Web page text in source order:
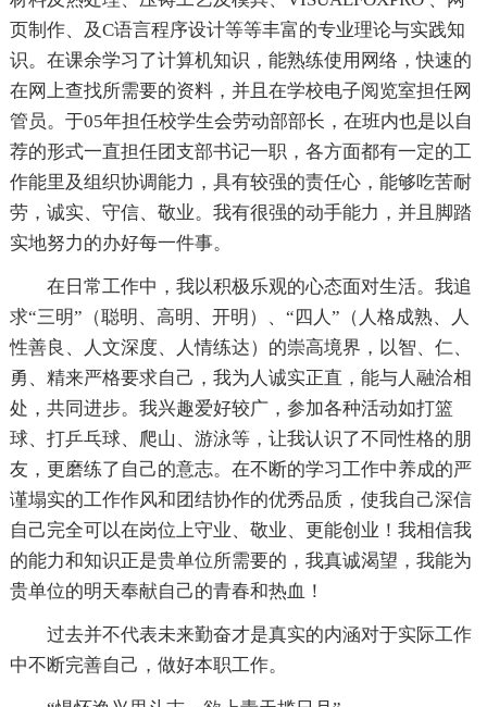
页制作、及C语言程序设计等等丰富的专业理论与实践知
识。在课余学习了计算机知识，能熟练使用网络，快速的
在网上查找所需要的资料，并且在学校电子阅览室担任网
管员。于05年担任校学生会劳动部部长，在班内也是以自
荐的形式一直担任团支部书记一职，各方面都有一定的工
作能里及组织协调能力，具有较强的责任心，能够吃苦耐
劳，诚实、守信、敬业。我有很强的动手能力，并且脚踏
实地努力的办好每一件事。
在日常工作中，我以积极乐观的心态面对生活。我追
求“三明”（聪明、高明、开明）、“四人”（人格成熟、人
性善良、人文深度、人情练达）的崇高境界，以智、仁、
勇、精来严格要求自己，我为人诚实正直，能与人融洽相
处，共同进步。我兴趣爱好较广，参加各种活动如打篮
球、打乒乓球、爬山、游泳等，让我认识了不同性格的朋
友，更磨练了自己的意志。在不断的学习工作中养成的严
谨塌实的工作作风和团结协作的优秀品质，使我自己深信
自己完全可以在岗位上守业、敬业、更能创业！我相信我
的能力和知识正是贵单位所需要的，我真诚渴望，我能为
贵单位的明天奉献自己的青春和热血！
过去并不代表未来勤奋才是真实的内涵对于实际工作
中不断完善自己，做好本职工作。